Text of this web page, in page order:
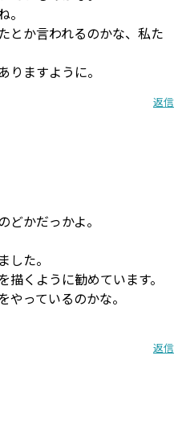
とか言われるのかな、私た
ますように。
返信
かだっかよ。
した。
くように勧めています。
っているのかな。
返信